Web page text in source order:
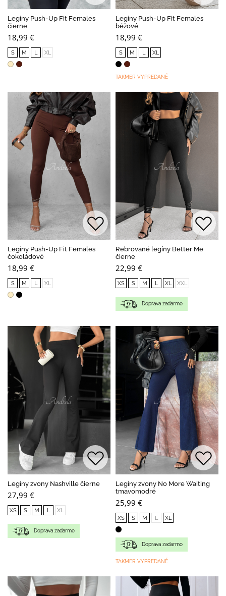
Legíny Push-Up Fit Females
čierne
18,99 €
S M L XL
Legíny Push-Up Fit Females
béžové
18,99 €
S M L XL
TAKMER VYPREDANÉ
Legíny Push-Up Fit Females
čokoládové
18,99 €
S M L XL
Rebrované legíny Better Me
čierne
22,99 €
XS S M L XL XXL
Doprava zadarmo
Legíny zvony Nashville čierne
27,99 €
XS S M L XL
Doprava zadarmo
Legíny zvony No More Waiting
tmavomodré
25,99 €
XS S M L XL
Doprava zadarmo
TAKMER VYPREDANÉ